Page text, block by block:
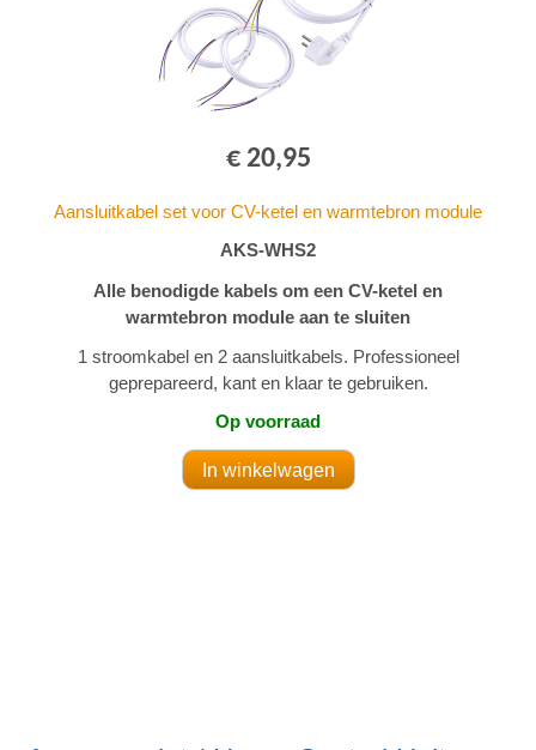
€ 20,95
Aansluitkabel set voor CV-ketel en warmtebron module
AKS-WHS2
Alle benodigde kabels om een CV-ketel en
warmtebron module aan te sluiten
1 stroomkabel en 2 aansluitkabels. Professioneel
geprepareerd, kant en klaar te gebruiken.
Op voorraad